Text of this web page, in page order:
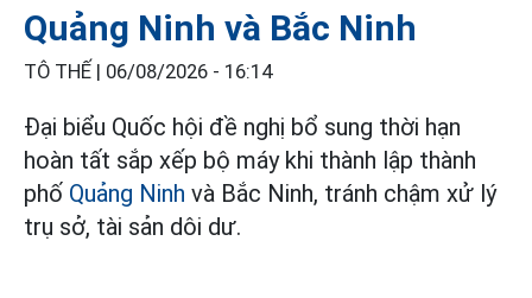
Quảng Ninh và Bắc Ninh
TÔ THẾ | 06/08/2026 - 16:14
Đại biểu Quốc hội đề nghị bổ sung thời hạn
hoàn tất sắp xếp bộ máy khi thành lập thành
phố Quảng Ninh và Bắc Ninh, tránh chậm xử lý
trụ sở, tài sản dôi dư.